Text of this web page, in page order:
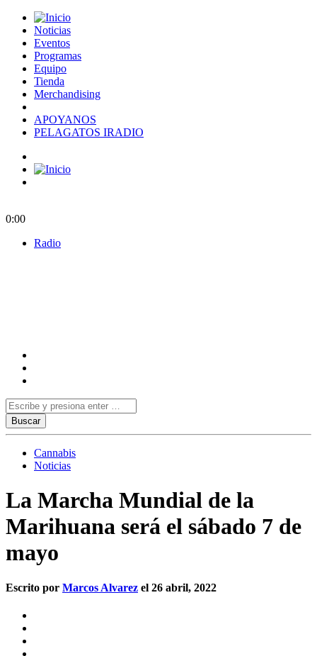
Noticias
Eventos
Programas
Equipo
Tienda
Merchandising
APOYANOS
PELAGATOS IRADIO
0:00
Radio
Cannabis
Noticias
La Marcha Mundial de la
Marihuana será el sábado 7 de
mayo
Escrito por Marcos Alvarez el 26 abril, 2022